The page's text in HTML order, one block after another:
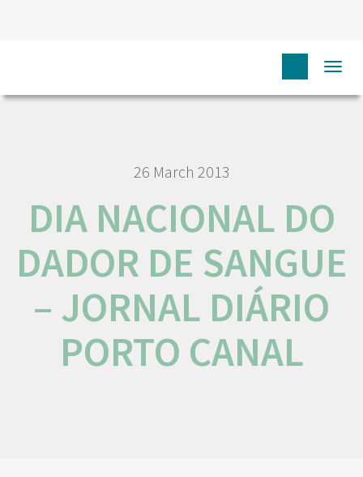
DIA NACIONAL
DO DADOR DE SANGUE – JORNAL DIÁRIO PORTO CANAL
26 March 2013
DIA NACIONAL DO
DADOR DE SANGUE
– JORNAL DIÁRIO
PORTO CANAL